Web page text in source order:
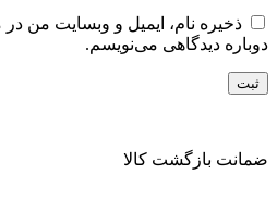
ذخیره نام، ایمیل و وبسایت من
دوباره دیدگاهی می‌نویسم.
ضمانت بازگشت کالا